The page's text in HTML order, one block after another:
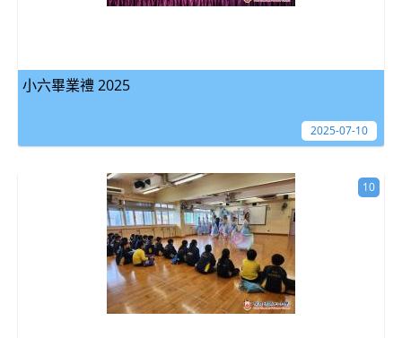
小六畢業禮 2025
2025-07-10
10